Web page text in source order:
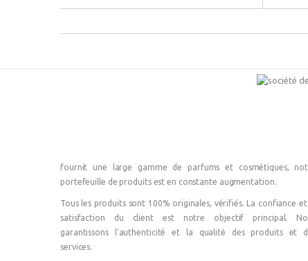
fournit une large gamme de parfums et cosmétiques,
portefeuille de produits est en constante augmentation.
Tous les produits sont 100% originales, vérifiés. La confiance et
satisfaction du client est notre objectif principal.
garantissons l'authenticité et la qualité des produits et
services.